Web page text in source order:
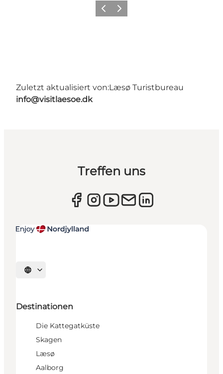
ZurückWeiter
Zuletzt aktualisiert von:Læsø Turistbureau
info@visitlaesoe.dk
Treffen uns
Sprache auswählen
Destinationen
Die Kattegatküste
Skagen
Læsø
Aalborg